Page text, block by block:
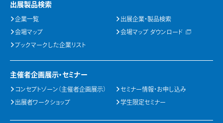
出展製品検索
企業一覧 出展企業・製品検索
会場マップ 会場マップ ダウンロード
ブックマークした企業リスト
主催者企画展示・セミナー
コンセプトゾーン（主催者企画展示） セミナー情報・お申し込み
出展者ワークショップ 学生限定セミナー